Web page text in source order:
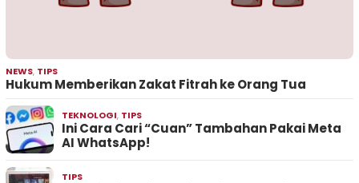
NEWS, TIPS
Hukum Memberikan Zakat Fitrah ke Orang Tua
TEKNOLOGI, TIPS
Ini Cara Cari “Cuan” Tambahan Pakai Meta
AI WhatsApp!
TIPS